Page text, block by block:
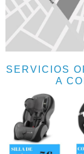
SERVICIOS
A